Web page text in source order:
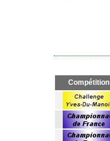
Compétition